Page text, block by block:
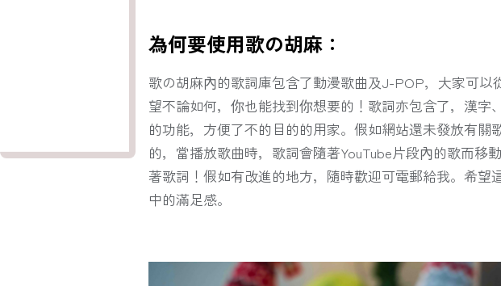
為何要使用歌の胡麻：
歌の胡麻內的歌詞庫包含了動漫歌曲及J-POP，大家可
望不論如何，你也能找到你想要的！歌詞亦包含了，漢
的功能，方便了不的目的的用家。假如網站還未發放有
的，當播放歌曲時，歌詞會隨著YouTube片段內的歌而
著歌詞！假如有改進的地方，隨時歡迎可電郵給我。希
中的滿足感。